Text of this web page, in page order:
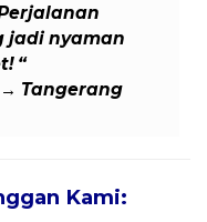
jadi nyaman
“
Tangerang
Kami: